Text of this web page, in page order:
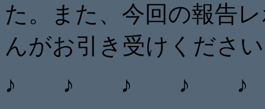
た。また、今回の報告
んがお引き受けくださ
♪ ♪ ♪ ♪ ♪